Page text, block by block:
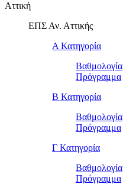
Αττική
ΕΠΣ Αν. Αττικής
Α Κατηγορία
Βαθμολογία
Πρόγραμμα
Β Κατηγορία
Βαθμολογία
Πρόγραμμα
Γ Κατηγορία
Βαθμολογία
Πρόγραμμα